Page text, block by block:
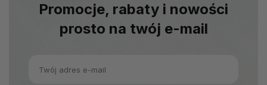
Promocje, rabaty i nowości
prosto na twój e-mail